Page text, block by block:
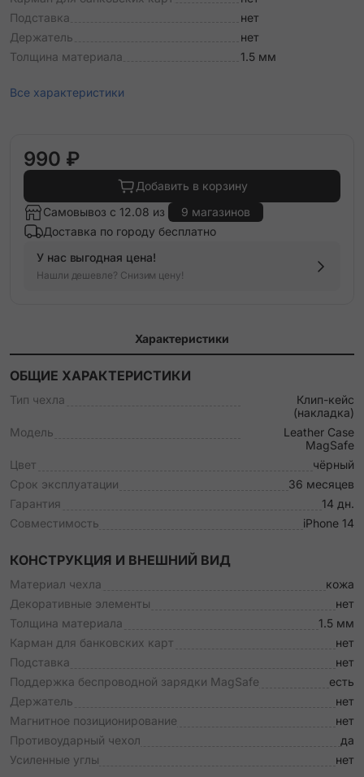
Подставка
нет
Держатель
нет
Толщина материала
1.5 мм
Все характеристики
990 ₽
Добавить в корзину
Самовывоз с 12.08 из
9 магазинов
Доставка по городу бесплатно
У нас выгодная цена!
Нашли дешевле? Снизим цену!
Характеристики
ОБЩИЕ ХАРАКТЕРИСТИКИ
Тип чехла
Клип-кейс
(накладка)
Модель
Leather Case
MagSafe
Цвет
чёрный
Срок эксплуатации
36 месяцев
Гарантия
14 дн.
Совместимость
iPhone 14
КОНСТРУКЦИЯ И ВНЕШНИЙ ВИД
Материал чехла
кожа
Декоративные элементы
нет
Толщина материала
1.5 мм
Карман для банковских карт
нет
Подставка
нет
Поддержка беспроводной зарядки MagSafe
есть
Держатель
нет
Магнитное позиционирование
нет
Противоударный чехол
да
Усиленные углы
нет